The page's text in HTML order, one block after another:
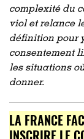
complexité du
viol et relance
définition pour
consentement
les situations
donner.
LA FRANCE